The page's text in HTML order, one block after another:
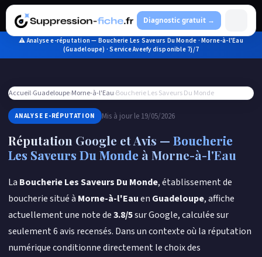
Diagnostic gratuit →
Aller
contenu
⚠ Analyse e-réputation — Boucherie Les Saveurs Du Monde · Morne-à-l'Eau
(Guadeloupe) · Service Aveefy disponible 7j/7
Accueil›Guadeloupe›Morne-à-l'Eau›Boucherie Les Saveurs Du Monde
ANALYSE E-RÉPUTATION Mis à jour le 19/05/2026
Réputation Google et Avis — Boucherie
Les Saveurs Du Monde à Morne-à-l'Eau
La Boucherie Les Saveurs Du Monde, établissement de
boucherie situé à Morne-à-l'Eauen Guadeloupe, affiche
actuellement une note de3.8/5sur Google, calculée sur
seulement 6 avis recensés. Dans un contexte où la réputation
numérique conditionne directement le choix des